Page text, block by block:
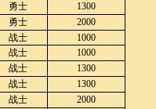
勇士
1300
勇士 2000
战士
1000
战士
1000
战士
1300
战士
1300
战士
2000